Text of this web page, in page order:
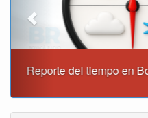
Alcaldía de Tunja y